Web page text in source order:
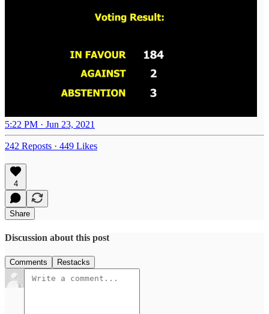
5:22 PM · Jun 23, 2021
242 Reposts · 449 Likes
4
Share
Discussion about this post
Comments Restacks